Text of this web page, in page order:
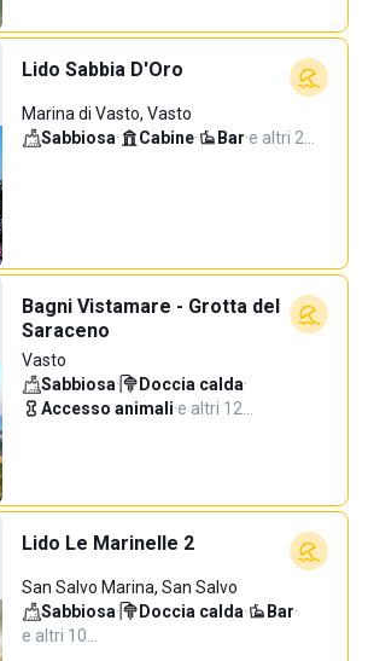
Lido Sabbia D'Oro
Marina di Vasto, Vasto
Sabbiosa· Cabine· Bar·e altri 2…
Bagni Vistamare - Grotta del
Saraceno
Vasto
Sabbiosa· Doccia calda·
Accesso animali·e altri 12…
Lido Le Marinelle 2
San Salvo Marina, San Salvo
Sabbiosa· Doccia calda· Bar·
e altri 10…